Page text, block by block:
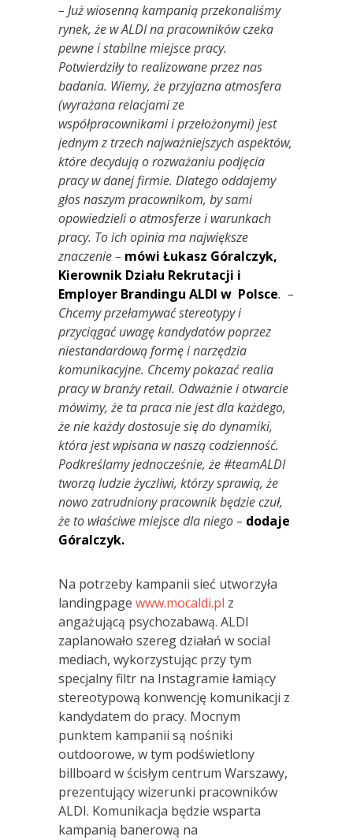
– Już wiosenną kampanią przekonaliśmy
rynek, że w ALDI na pracowników czeka
pewne i stabilne miejsce pracy.
Potwierdziły to realizowane przez nas
badania. Wiemy, że przyjazna atmosfera
(wyrażana relacjami ze
współpracownikami i przełożonymi) jest
jednym z trzech najważniejszych aspektów,
które decydują o rozważaniu podjęcia
pracy w danej firmie. Dlatego oddajemy
głos naszym pracownikom, by sami
opowiedzieli o atmosferze i warunkach
pracy. To ich opinia ma największe
znaczenie – mówi Łukasz Góralczyk,
Kierownik Działu Rekrutacji i
Employer Brandingu ALDI w Polsce. –
Chcemy przełamywać stereotypy i
przyciągać uwagę kandydatów poprzez
niestandardową formę i narzędzia
komunikacyjne. Chcemy pokazać realia
pracy w branży retail. Odważnie i otwarcie
mówimy, że ta praca nie jest dla każdego,
że nie każdy dostosuje się do dynamiki,
która jest wpisana w naszą codzienność.
Podkreślamy jednocześnie, że #teamALDI
tworzą ludzie życzliwi, którzy sprawią, że
nowo zatrudniony pracownik będzie czuł,
że to właściwe miejsce dla niego – dodaje
Góralczyk.
Na potrzeby kampanii sieć utworzyła
landingpage www.mocaldi.pl z
angażującą psychozabawą. ALDI
zaplanowało szereg działań w social
mediach, wykorzystując przy tym
specjalny filtr na Instagramie łamiący
stereotypową konwencję komunikacji z
kandydatem do pracy. Mocnym
punktem kampanii są nośniki
outdoorowe, w tym podświetlony
billboard w ścisłym centrum Warszawy,
prezentujący wizerunki pracowników
ALDI. Komunikacja będzie wsparta
kampanią banerową na